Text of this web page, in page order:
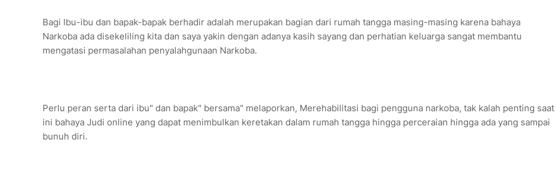
Bagi Ibu-ibu dan bapak-bapak berhadir adalah merupakan bagian dari rumah tangga masing-masing karena bahaya
Narkoba ada disekeliling kita dan saya yakin dengan adanya kasih sayang dan perhatian keluarga sangat membantu
mengatasi permasalahan penyalahgunaan Narkoba.
Perlu peran serta dari ibu" dan bapak" bersama" melaporkan, Merehabilitasi bagi pengguna narkoba, tak kalah penting saat
ini bahaya Judi online yang dapat menimbulkan keretakan dalam rumah tangga hingga perceraian hingga ada yang sampai
bunuh diri.